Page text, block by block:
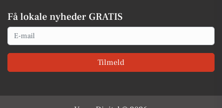
Få lokale nyheder GRATIS
Email
Tilmeld